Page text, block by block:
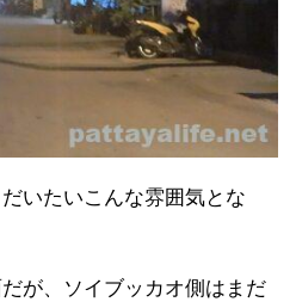
いたいこんな雰囲気とな
が、ソイブッカオ側はまだ